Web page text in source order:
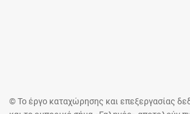
© Το έργο καταχώρησης και επεξεργασίας